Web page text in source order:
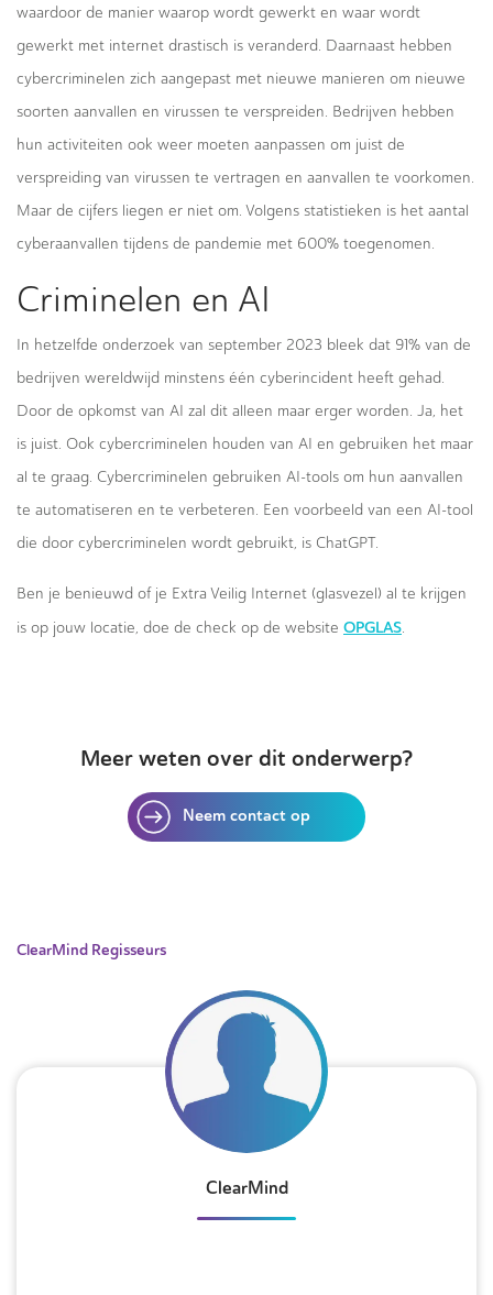
waardoor de manier waarop wordt gewerkt en waar wordt
gewerkt met internet drastisch is veranderd. Daarnaast hebben
cybercriminelen zich aangepast met nieuwe manieren om nieuwe
soorten aanvallen en virussen te verspreiden. Bedrijven hebben
hun activiteiten ook weer moeten aanpassen om juist de
verspreiding van virussen te vertragen en aanvallen te voorkomen.
Maar de cijfers liegen er niet om. Volgens statistieken is het aantal
cyberaanvallen tijdens de pandemie met 600% toegenomen.
Criminelen en AI
In hetzelfde onderzoek van september 2023 bleek dat 91% van de
bedrijven wereldwijd minstens één cyberincident heeft gehad.
Door de opkomst van AI zal dit alleen maar erger worden. Ja, het
is juist. Ook cybercriminelen houden van AI en gebruiken het maar
al te graag. Cybercriminelen gebruiken AI-tools om hun aanvallen
te automatiseren en te verbeteren. Een voorbeeld van een AI-tool
die door cybercriminelen wordt gebruikt, is ChatGPT.
Ben je benieuwd of je Extra Veilig Internet (glasvezel) al te krijgen
is op jouw locatie, doe de check op de website OPGLAS.
Meer weten over dit onderwerp?
Neem contact op
ClearMind Regisseurs
ClearMind